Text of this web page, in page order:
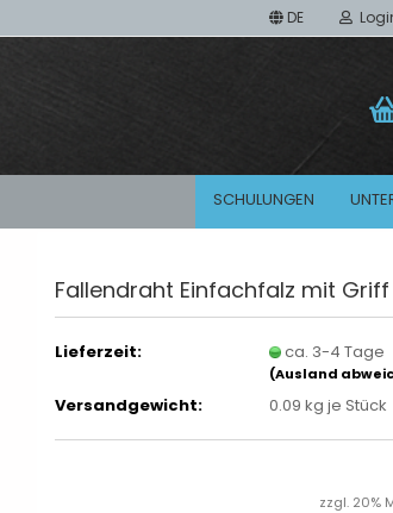
DE
Adapter
Diamant Bohrkronen
SCHULUNGEN
Fallendraht Einfachfalz mit Griff
Lieferzeit: ca. 3-4 Tage
(Ausland
Versandgewicht: 0.09 kg je Stück
zzgl. 20%